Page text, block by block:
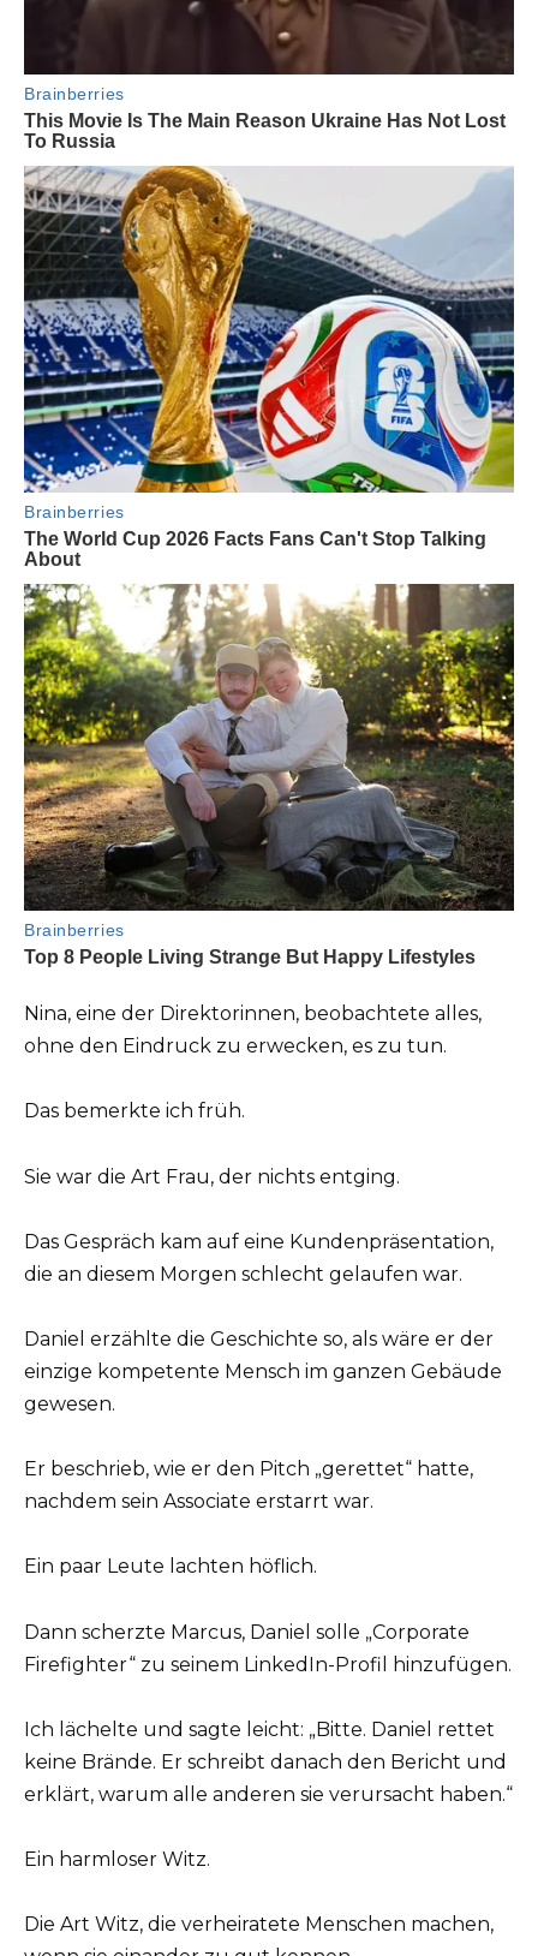
Nina, eine der Direktorinnen, beobachtete alles,
ohne den Eindruck zu erwecken, es zu tun.
Das bemerkte ich früh.
Sie war die Art Frau, der nichts entging.
Das Gespräch kam auf eine Kundenpräsentation,
die an diesem Morgen schlecht gelaufen war.
Daniel erzählte die Geschichte so, als wäre er der
einzige kompetente Mensch im ganzen Gebäude
gewesen.
Er beschrieb, wie er den Pitch „gerettet“ hatte,
nachdem sein Associate erstarrt war.
Ein paar Leute lachten höflich.
Dann scherzte Marcus, Daniel solle „Corporate
Firefighter“ zu seinem LinkedIn-Profil hinzufügen.
Ich lächelte und sagte leicht: „Bitte. Daniel rettet
keine Brände. Er schreibt danach den Bericht und
erklärt, warum alle anderen sie verursacht haben.“
Ein harmloser Witz.
Die Art Witz, die verheiratete Menschen machen,